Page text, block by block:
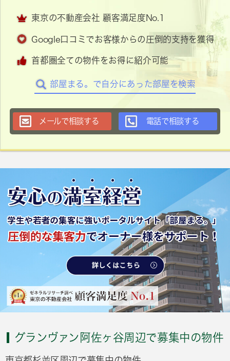
東京の不動産会社 顧客満足度No.1
Google口コミでお客様からの圧倒的支持を獲得
首都圏全ての物件をお得に紹介可能
部屋まる。で自分にあった部屋を検索
メールで相談する 電話で相談する
グランヴァン阿佐ヶ谷周辺で募集中の物件